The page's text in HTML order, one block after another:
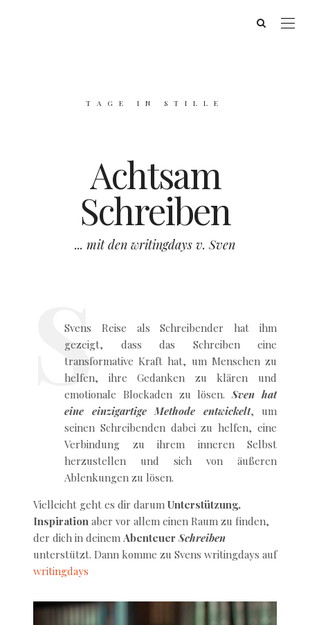
TAGE IN STILLE
Achtsam
Schreiben
... mit den writingdays v. Sven
Svens Reise als Schreibender hat ihm
gezeigt, dass das Schreiben eine
transformative Kraft hat, um Menschen zu
helfen, ihre Gedanken zu klären und
emotionale Blockaden zu lösen.Sven hat
eine einzigartige Methode entwickelt, um
seinen Schreibenden dabei zu helfen, eine
Verbindung zu ihrem inneren Selbst
herzustellen und sich von äußeren
Ablenkungen zu lösen.
Vielleicht geht es dir darum Unterstützung,
Inspiration aber vor allem einen Raum zu finden,
der dich in deinem AbenteuerSchreiben
unterstützt. Dann komme zu Svens writingdays auf
writingdays